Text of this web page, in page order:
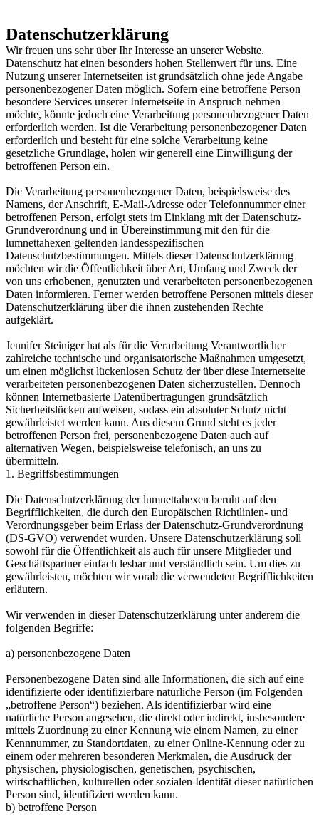
Datenschutzerklärung
Wir freuen uns sehr über Ihr Interesse an unserer Website.
Datenschutz hat einen besonders hohen Stellenwert für uns. Eine
Nutzung unserer Internetseiten ist grundsätzlich ohne jede Angabe
personenbezogener Daten möglich. Sofern eine betroffene Person
besondere Services unserer Internetseite in Anspruch nehmen
möchte, könnte jedoch eine Verarbeitung personenbezogener Daten
erforderlich werden. Ist die Verarbeitung personenbezogener Daten
erforderlich und besteht für eine solche Verarbeitung keine
gesetzliche Grundlage, holen wir generell eine Einwilligung der
betroffenen Person ein.
Die Verarbeitung personenbezogener Daten, beispielsweise des
Namens, der Anschrift, E-Mail-Adresse oder Telefonnummer einer
betroffenen Person, erfolgt stets im Einklang mit der Datenschutz-
Grundverordnung und in Übereinstimmung mit den für die
lumnettahexen geltenden landesspezifischen
Datenschutzbestimmungen. Mittels dieser Datenschutzerklärung
möchten wir die Öffentlichkeit über Art, Umfang und Zweck der
von uns erhobenen, genutzten und verarbeiteten personenbezogenen
Daten informieren. Ferner werden betroffene Personen mittels dieser
Datenschutzerklärung über die ihnen zustehenden Rechte
aufgeklärt.
Jennifer Steiniger hat als für die Verarbeitung Verantwortlicher
zahlreiche technische und organisatorische Maßnahmen umgesetzt,
um einen möglichst lückenlosen Schutz der über diese Internetseite
verarbeiteten personenbezogenen Daten sicherzustellen. Dennoch
können Internetbasierte Datenübertragungen grundsätzlich
Sicherheitslücken aufweisen, sodass ein absoluter Schutz nicht
gewährleistet werden kann. Aus diesem Grund steht es jeder
betroffenen Person frei, personenbezogene Daten auch auf
alternativen Wegen, beispielsweise telefonisch, an uns zu
übermitteln.
1. Begriffsbestimmungen
Die Datenschutzerklärung der lumnettahexen beruht auf den
Begrifflichkeiten, die durch den Europäischen Richtlinien- und
Verordnungsgeber beim Erlass der Datenschutz-Grundverordnung
(DS-GVO) verwendet wurden. Unsere Datenschutzerklärung soll
sowohl für die Öffentlichkeit als auch für unsere Mitglieder und
Geschäftspartner einfach lesbar und verständlich sein. Um dies zu
gewährleisten, möchten wir vorab die verwendeten Begrifflichkeiten
erläutern.
Wir verwenden in dieser Datenschutzerklärung unter anderem die
folgenden Begriffe:
a) personenbezogene Daten
Personenbezogene Daten sind alle Informationen, die sich auf eine
identifizierte oder identifizierbare natürliche Person (im Folgenden
„betroffene Person“) beziehen. Als identifizierbar wird eine
natürliche Person angesehen, die direkt oder indirekt, insbesondere
mittels Zuordnung zu einer Kennung wie einem Namen, zu einer
Kennnummer, zu Standortdaten, zu einer Online-Kennung oder zu
einem oder mehreren besonderen Merkmalen, die Ausdruck der
physischen, physiologischen, genetischen, psychischen,
wirtschaftlichen, kulturellen oder sozialen Identität dieser natürlichen
Person sind, identifiziert werden kann.
b) betroffene Person